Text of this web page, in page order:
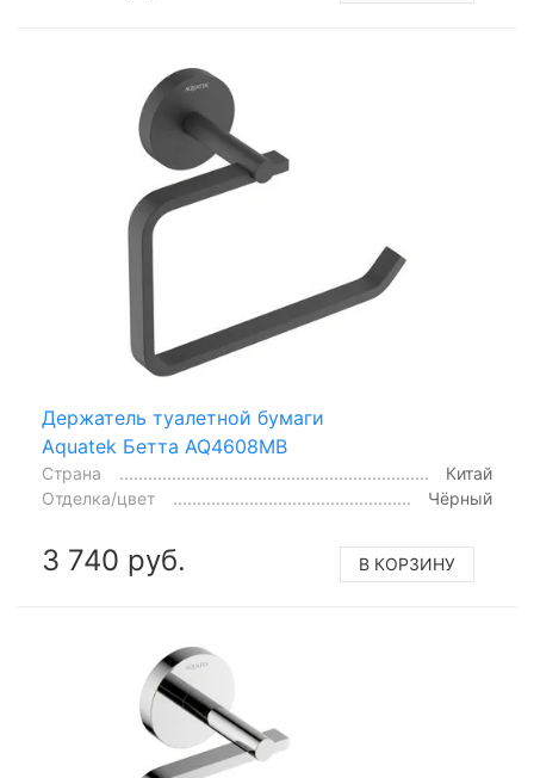
Держатель туалетной бумаги
Aquatek Бетта AQ4608MB
Страна
Китай
Отделка/цвет
Чёрный
3 740 руб. В КОРЗИНУ